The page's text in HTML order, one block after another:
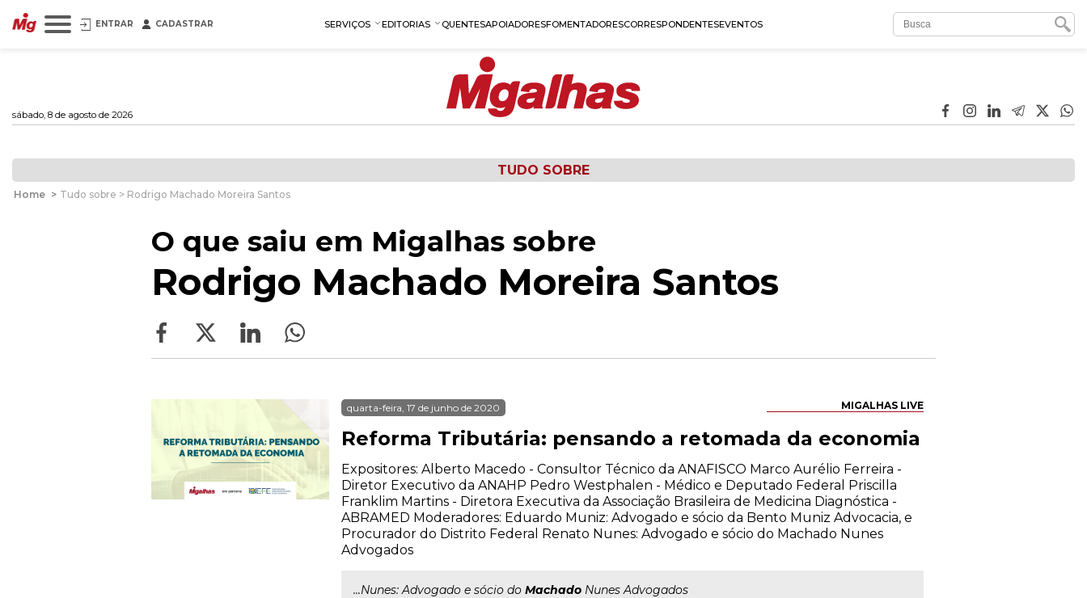
ENTRAR CADASTRAR SERVIÇOS EDITORIAS QUENTESAPOIADORESFOMENTADORESCORRESPONDENTESEVENTOS
sábado, 8 de agosto de 2026
TUDO SOBRE
Home > Tudo sobre > Rodrigo Machado Moreira Santos
O que saiu em Migalhas sobre
Rodrigo Machado Moreira Santos
MIGALHAS LIVE
quarta-feira, 17 de junho de 2020
Reforma Tributária: pensando a retomada da economia
Expositores: Alberto Macedo - Consultor Técnico da ANAFISCO Marco Aurélio Ferreira -
Diretor Executivo da ANAHP Pedro Westphalen - Médico e Deputado Federal Priscilla
Franklim Martins - Diretora Executiva da Associação Brasileira de Medicina Diagnóstica -
ABRAMED Moderadores: Eduardo Muniz: Advogado e sócio da Bento Muniz Advocacia, e
Procurador do Distrito Federal Renato Nunes: Advogado e sócio do Machado Nunes
Advogados
...Nunes: Advogado e sócio do Machado Nunes Advogados